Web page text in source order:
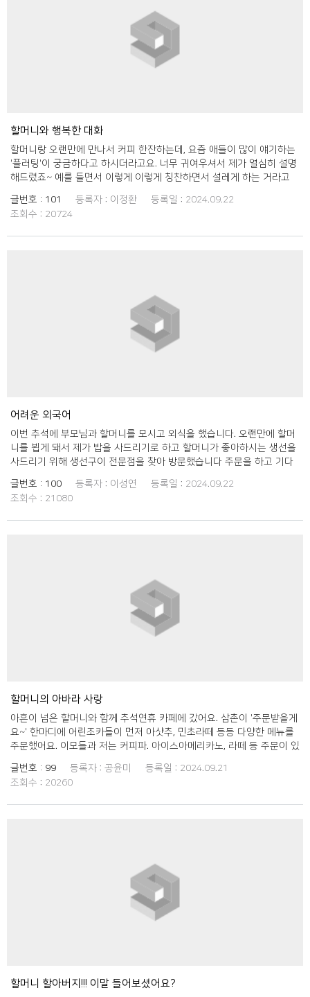
구나" 하시면서 웃으셨네요. 마지막으로 "할아버지, '밸런스 게임' 들어보
셨어요?"라고 여쭤봤는데, 할아버지께서는 "그게 뭔 게임이냐?"고 하시
며 궁금해하셨어요. 그래서 제가 "두 가지 선택지 중 하나를 고르는 게임
이에요. 예를 들어 라면이냐 짜장이냐 이런 식으로요"라고 설명하자 할아
이런 대화를 통해 할아버지께 요즘 젊은이들의 문화를 소개해 드리는 것
도 소소한 재미가 있더라고요. 앞으로는 할아버지와 대화를 나눌 때 조금
더 신경 써서 우리말을 사용해야겠다는 생각이 들었고, 이번 기회를 통해
가족과의 대화가 더욱 풍성해졌다는 느낌을 받았답니다. 정말 의미 있는
시간이었고, 할아버지와도 더 가까워진 느낌이네요!
할머니와 행복한 대화
할머니랑 오랜만에 만나서 커피 한잔하는데, 요즘 애들이 많이 얘기하는
'플러팅'이 궁금하다고 하시더라고요. 너무 귀여우셔서 제가 열심히 설명
해드렸죠~ 예를 들면서 이렇게 이렇게 칭찬하면서 설레게 하는 거라고
하면서 너무 재밌어하시는 거 있죠~ 할머니가 막 상상하면서 '할아버지
한테 이렇게 한번 해볼까?' 하시는데 그 모습이 진짜 너무 귀여우신 거예
요. 배 잡고 한참 웃었네요. 덕분에 오랜만에 할머니랑 진짜 따뜻한 시간
글번호 : 101 등록자 : 이정환 등록일 : 2024.09.22
조회수 : 20724
어려운 외국어
이번 추석에 부모님과 할머니를 모시고 외식을 했습니다. 오랜만에 할머
니를 뵙게 돼서 제가 밥을 사드리기로 하고 할머니가 좋아하시는 생선을
사드리기 위해 생선구이 전문점을 찾아 방문했습니다 주문을 하고 기다
지" 이런 말을 자주 듣고 사용했어서 할머니도 혹시 아실까 하는 궁금증
이 생겨 할머니께 "할머니 혹시 플랙스가 뭔지 아세요?"라고 여쭤봤습니
다 할머니는 플랙스가 무슨 뜻인지 모르시더라고요 사실 저도 지금은 자
제부터인지 플랙스란 말을 하는 친구가 주변에 한 명씩 보이더니 점점 많
아지고 저도 자연스럽게 그 뜻을 알게 되고 사용하게 된 거 같아요 점점
우리말을 사용 안 하고 자연스럽게 외국어로 바뀌고 있다는 생각이 들어
속상한 마음이 드네요 할머니도 그냥 산 준다고 말하면 되지 왜 플랙스라
글번호 : 100 등록자 : 이성연 등록일 : 2024.09.22
조회수 : 21080
할머니의 아바라 사랑
아흔이 넘은 할머니와 함께 추석연휴 카페에 갔어요. 삼촌이 '주문받을게
요~' 한마디에 어린조카들이 먼저 아샷추, 민초라떼 등등 다양한 메뉴를
주문했어요. 이모들과 저는 커피파. 아이스아메리카노, 라떼 등 주문이 있
잔 먹을란다' 그러시더라구요. '그럼 할머니 아바라(아이스바닐라라떼) 어
때요?' 할머니께시는 '뭘 보라고?' 라고 물으시는데 어찌나 죄송하던지..
친구들과 있을때 말습관이 그대로 나와버렸습니다. 아이스바닐라라떼에
글번호 : 99 등록자 : 공윤미 등록일 : 2024.09.21
조회수 : 20260
할머니 할아버지!!! 이말 들어보셨어요?